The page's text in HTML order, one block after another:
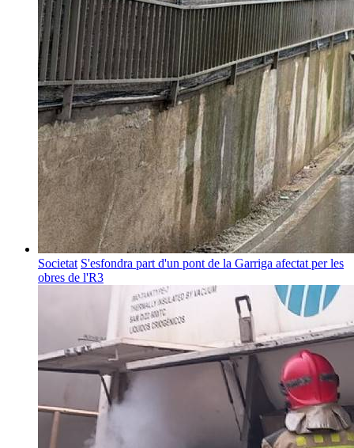
Societat S'esfondra part d'un pont de la Garriga afectat per les
obres de l'R3